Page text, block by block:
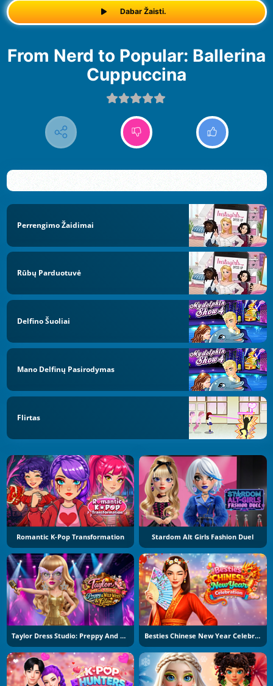
Dabar Žaisti.
From Nerd to Popular: Ballerina
Cuppuccina
Perrengimo Žaidimai
Rūbų Parduotuvė
Delfino Šuoliai
Mano Delfinų Pasirodymas
Flirtas
Romantic K-Pop Transformation Stardom Alt Girls Fashion Duel
Taylor Dress Studio: Preppy And Wild West Glam Besties Chinese New Year Celebration